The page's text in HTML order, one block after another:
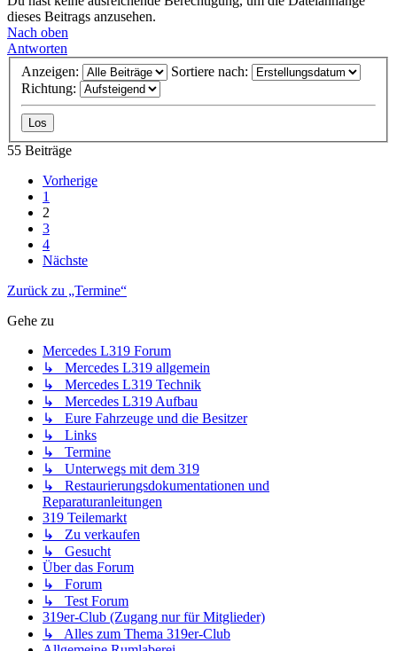
dieses Beitrags anzusehen.
Nach oben
Antworten
Anzeigen:
Sortiere nach:
Richtung:
55 Beiträge
Vorherige
1
2
3
4
Nächste
Zurück zu „Termine“
Gehe zu
Mercedes L319 Forum
↳ Mercedes L319 allgemein
↳ Mercedes L319 Technik
↳ Mercedes L319 Aufbau
↳ Eure Fahrzeuge und die Besitzer
↳ Links
↳ Termine
↳ Unterwegs mit dem 319
↳ Restaurierungsdokumentationen und
Reparaturanleitungen
319 Teilemarkt
↳ Zu verkaufen
↳ Gesucht
Über das Forum
↳ Forum
↳ Test Forum
319er-Club (Zugang nur für Mitglieder)
↳ Alles zum Thema 319er-Club